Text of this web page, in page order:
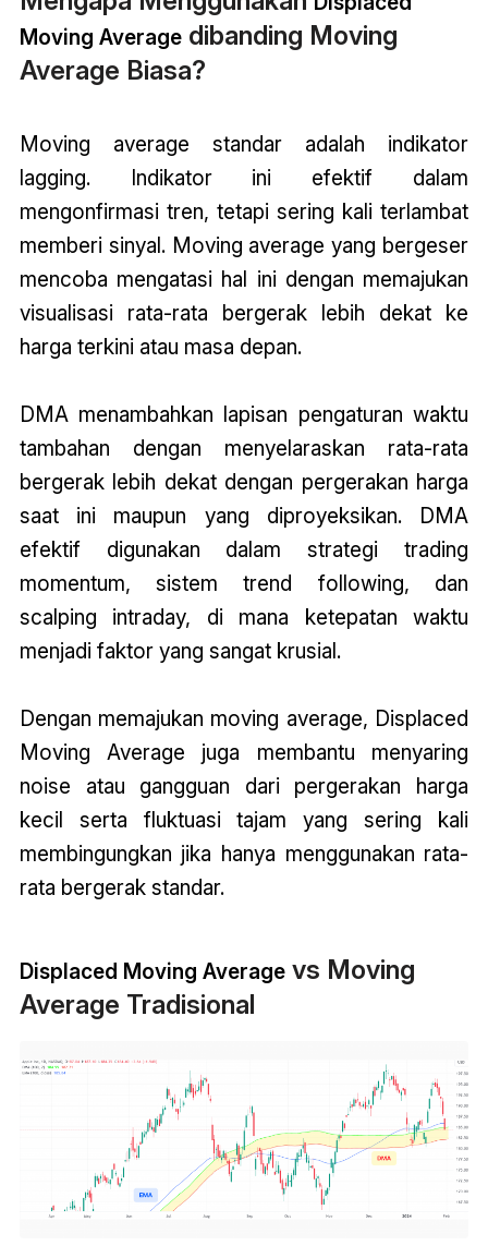
Moving Averagedibanding Moving
Average Biasa?
Moving average standar adalah indikator
lagging. Indikator ini efektif dalam
mengonfirmasi tren, tetapi sering kali terlambat
memberi sinyal. Moving average yang bergeser
mencoba mengatasi hal ini dengan memajukan
visualisasi rata-rata bergerak lebih dekat ke
harga terkini atau masa depan.
DMA menambahkan lapisan pengaturan waktu
tambahan dengan menyelaraskan rata-rata
bergerak lebih dekat dengan pergerakan harga
saat ini maupun yang diproyeksikan. DMA
efektif digunakan dalam strategi trading
momentum, sistem trend following, dan
scalping intraday, di mana ketepatan waktu
menjadi faktor yang sangat krusial.
Dengan memajukan moving average, Displaced
Moving Average juga membantu menyaring
noise atau gangguan dari pergerakan harga
kecil serta fluktuasi tajam yang sering kali
membingungkan jika hanya menggunakan rata-
rata bergerak standar.
Displaced Moving Averagevs Moving
Average Tradisional